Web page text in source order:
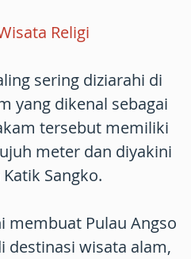
Religi
sering diziarahi di
yang dikenal sebagai
tersebut memiliki
meter dan diyakini
Sangko.
membuat Pulau Angso
destinasi wisata alam,